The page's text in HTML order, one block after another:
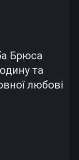
Брюса
та
любові